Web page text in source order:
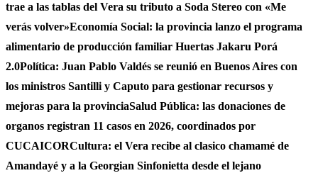
trae a las tablas del Vera su tributo a Soda Stereo con «Me
verás volver»Economía Social: la provincia lanzo el programa
alimentario de producción familiar Huertas Jakaru Porá
2.0Política: Juan Pablo Valdés se reunió en Buenos Aires con
los ministros Santilli y Caputo para gestionar recursos y
mejoras para la provinciaSalud Pública: las donaciones de
organos registran 11 casos en 2026, coordinados por
CUCAICORCultura: el Vera recibe al clasico chamamé de
Amandayé y a la Georgian Sinfonietta desde el lejano